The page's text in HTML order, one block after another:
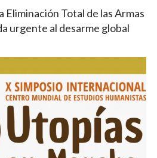
Eliminación Total de las Armas
urgente al desarme global